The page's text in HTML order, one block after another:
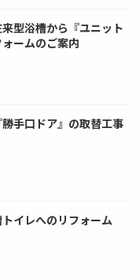
来型浴槽から『ユニット
ームのご案内
勝手口ドア』の取替工事
トイレへのリフォーム